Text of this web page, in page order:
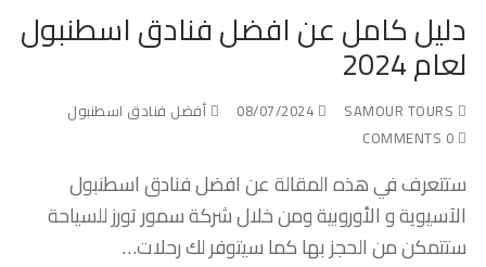
دليل كامل عن افضل فنادق اسطنبول
لعام 2024
08/07/2024
أفضل فنادق اسطنبول
ستتعرف في هذه المقالة عن افضل فنادق اسطنبول
الآسيوية و الأوروبية ومن خلال شركة سمور تورز للسياحة
ستتمكن من الحجز بها كما سيتوفر لك رحلات…